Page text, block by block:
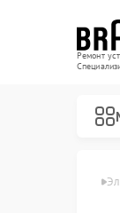
Ремонт
Braun в Нальчике